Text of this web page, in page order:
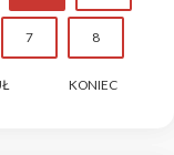
7 8
KONIEC